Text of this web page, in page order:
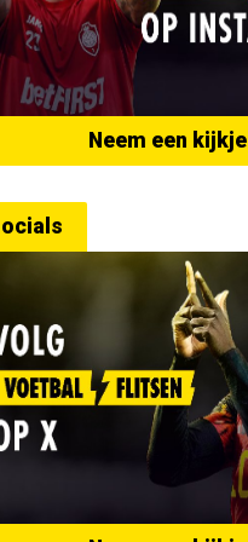
Neem een kijkje